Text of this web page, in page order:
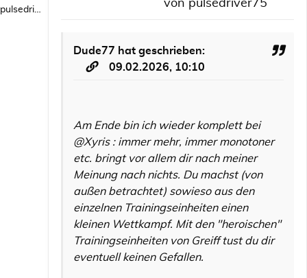
pulsedriver75 von pulsedriver75
Dude77 hat geschrieben:
09.02.2026, 10:10
Am Ende bin ich wieder komplett bei
@Xyris : immer mehr, immer monotoner
etc. bringt vor allem dir nach meiner
Meinung nach nichts. Du machst (von
außen betrachtet) sowieso aus den
einzelnen Trainingseinheiten einen
kleinen Wettkampf. Mit den "heroischen"
Trainingseinheiten von Greiff tust du dir
eventuell keinen Gefallen.